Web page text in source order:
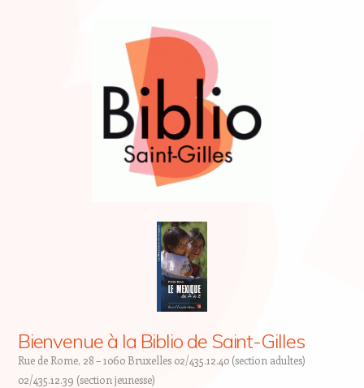
Bienvenue à la Biblio de Saint-Gilles
Rue de Rome, 28 – 1060 Bruxelles 02/435.12.40 (section adultes)
02/435.12.39 (section jeunesse)